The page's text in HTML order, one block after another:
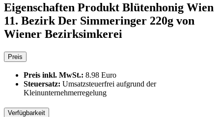
Eigenschaften Produkt Blütenhonig Wien
11. Bezirk Der Simmeringer 220g von
Wiener Bezirksimkerei
Preis
Preis inkl. MwSt.: 8.98 Euro
Steuersatz: Umsatzsteuerfrei aufgrund der
Kleinunternehmerregelung
Verfügbarkeit